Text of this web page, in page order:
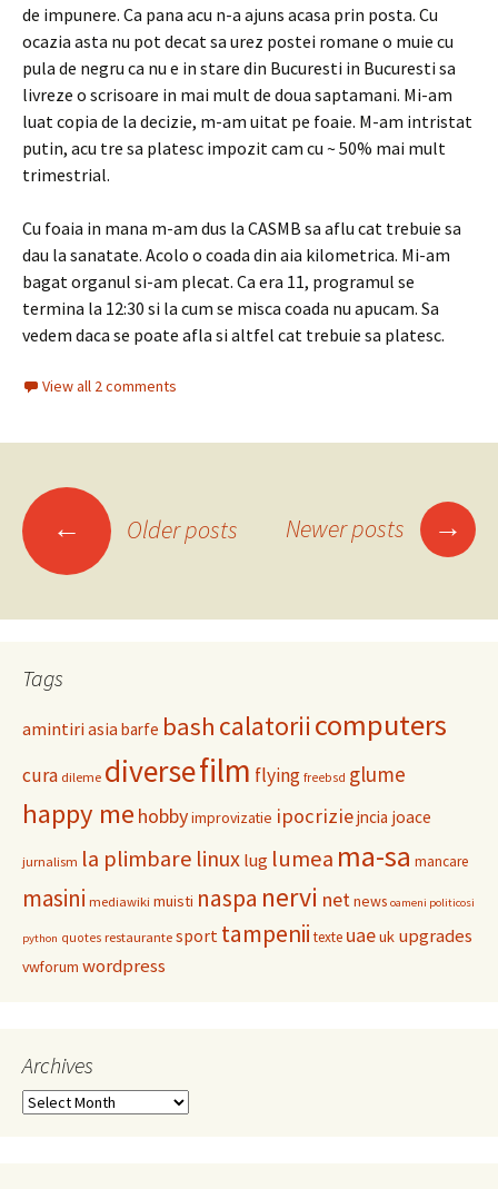
de impunere. Ca pana acu n-a ajuns acasa prin posta. Cu
ocazia asta nu pot decat sa urez postei romane o muie cu
pula de negru ca nu e in stare din Bucuresti in Bucuresti sa
livreze o scrisoare in mai mult de doua saptamani. Mi-am
luat copia de la decizie, m-am uitat pe foaie. M-am intristat
putin, acu tre sa platesc impozit cam cu ~ 50% mai mult
trimestrial.
Cu foaia in mana m-am dus la CASMB sa aflu cat trebuie sa
dau la sanatate. Acolo o coada din aia kilometrica. Mi-am
bagat organul si-am plecat. Ca era 11, programul se
termina la 12:30 si la cum se misca coada nu apucam. Sa
vedem daca se poate afla si altfel cat trebuie sa platesc.
View all 2 comments
Posts
navigation
← Older posts Newer posts →
Tags
amintiriasia barfe bash calatorii computers
cura dileme diversefilm flying freebsd glume
happy me hobbyimprovizatie ipocriziejncia joace
jurnalism la plimbare linux lug lumea ma-sa mancare
masini mediawiki muisti naspa nervi netnews oameni politicosi
python quotes restaurante sport tampenii texte uaeuk upgrades
vwforum wordpress
Archives
Archives